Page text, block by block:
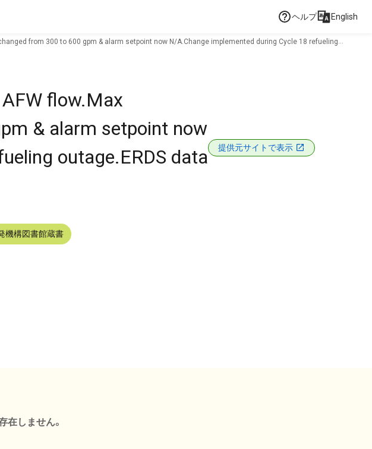
ヘルプ English
from 300 to 600 gpm & alarm setpoint now N/A.Change implemented during Cycle 18 refueling
flow.Max
& alarm setpoint now
outage.ERDS data
提供元サイトで表示
機構図書館蔵書
在しません。